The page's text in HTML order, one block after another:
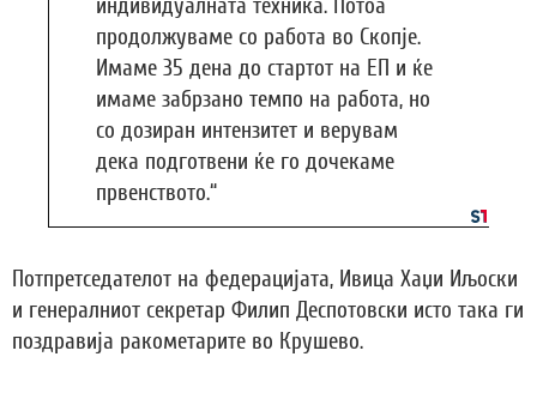
индивидуалната техника. Потоа
продолжуваме со работа во Скопје.
Имаме 35 дена до стартот на ЕП и ќе
имаме забрзано темпо на работа, но
со дозиран интензитет и верувам
дека подготвени ќе го дочекаме
првенството.“
Потпретседателот на федерацијата, Ивица Хаџи Иљоски
и генералниот секретар Филип Деспотовски исто така ги
поздравија ракометарите во Крушево.